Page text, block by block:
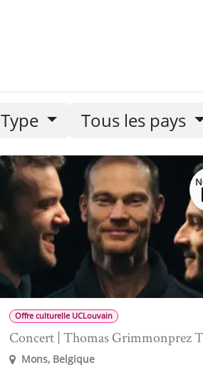
Type Tous les pays
Offre culturelle UCLouvain
Concert | Thomas Grimmonprez
Mons, Belgique